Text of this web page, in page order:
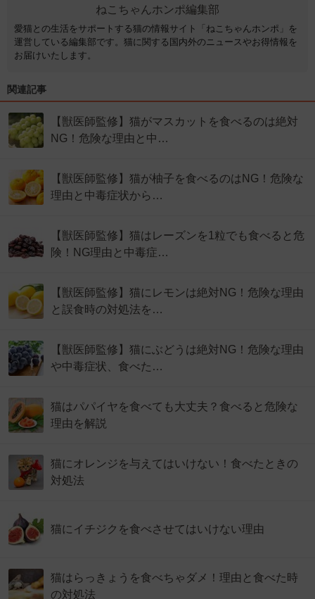
ねこちゃんホンポ編集部
愛猫との生活をサポートする猫の情報サイト「ねこちゃんホンポ」を
運営している編集部です。猫に関する国内外のニュースやお得情報を
お届けいたします。
関連記事
【獣医師監修】猫がマスカットを食べるのは絶対
NG！危険な理由と中…
【獣医師監修】猫が柚子を食べるのはNG！危険な
理由と中毒症状から…
【獣医師監修】猫はレーズンを1粒でも食べると危
険！NG理由と中毒症…
【獣医師監修】猫にレモンは絶対NG！危険な理由
と誤食時の対処法を…
【獣医師監修】猫にぶどうは絶対NG！危険な理由
や中毒症状、食べた…
猫はパパイヤを食べても大丈夫？食べると危険な
理由を解説
猫にオレンジを与えてはいけない！食べたときの
対処法
猫にイチジクを食べさせてはいけない理由
猫はらっきょうを食べちゃダメ！理由と食べた時
の対処法